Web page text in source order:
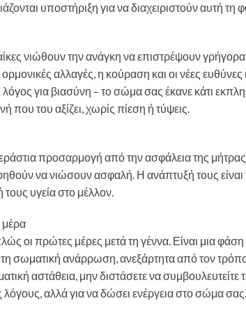
υποστήριξη για να διαχειριστούν αυτή
νιώθουν την ανάγκη να επιστρέψουν
αλλαγές, η κούραση και οι νέες
για βιασύνη – το σώμα σας έκανε κάτι
που του αξίζει, χωρίς πίεση ή τύψεις.
προσαρμογή από την ασφάλεια της
να νιώσουν ασφαλή. Η ανάπτυξή τους
τους υγεία στο μέλλον.
μέρα
οι πρώτες μέρες μετά τη γέννα. Είναι μια
τη σωματική ανάρρωση, ανεξάρτητα από τον
αστάθεια, μην διστάσετε να συμβουλευτείτε
λόγους, αλλά για να δώσει ενέργεια στο σώμα σας.